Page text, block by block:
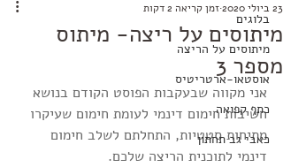
בלוגים
מיתוסים על הריצה
אוסטאו-ארטריטיס
כתף קפואה
כאבי גב תחתון
מיתוסים על ריצה- מיתוס
מספר 3
23 ביולי 2020 זמן קריאה 2 דקות
אני מקווה שבעקבות הפוסט הקודם בנושא
חשיבות חימום דינמי לעומת חימום שעיקרו
מתיחות סטטיות, התחלתם לשלב חימום
דינמי לתוכנית הריצה שלכם.